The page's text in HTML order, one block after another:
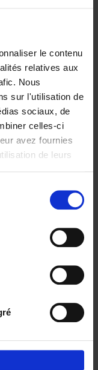
le contenu
relatives aux
Nous
sur l'utilisation de
sociaux, de
celles-ci
avez fournies
de leurs
= Building
Feyter
Carolien Boom
200
like a PRO -
edition (EN)